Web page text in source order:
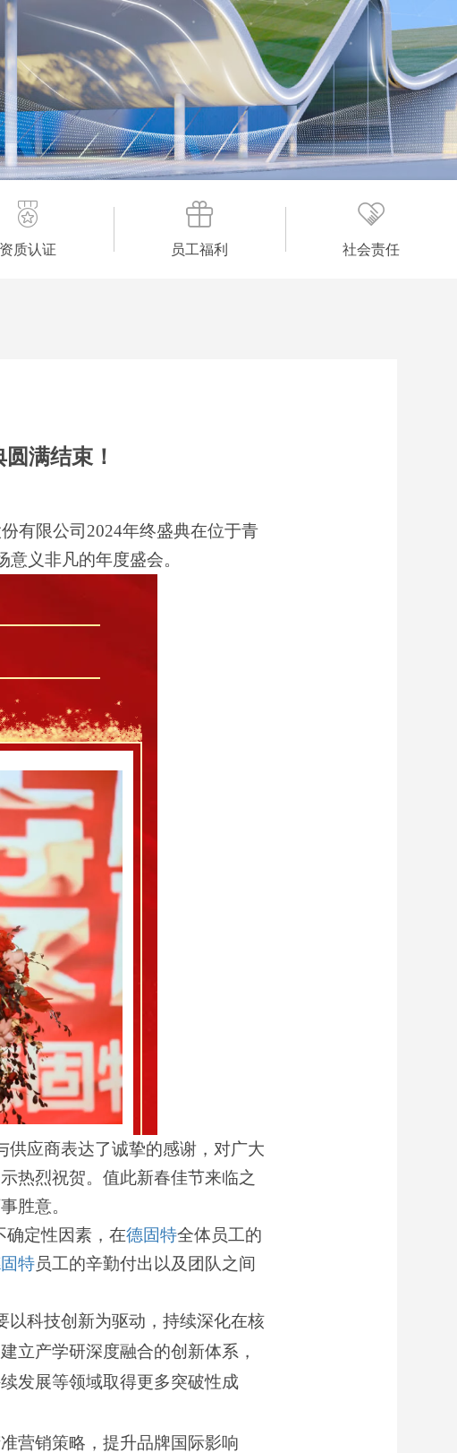
资质认证 员工福利 社会责任
满结束！
有限公司2024年终盛典在位于青
义非凡的年度盛会。
供应商表达了诚挚的感谢，对广大
热烈祝贺。值此新春佳节来临之
胜意。
确定性因素，在德固特全体员工的
特员工的辛勤付出以及团队之间
以科技创新为驱动，持续深化在核
立产学研深度融合的创新体系，
发展等领域取得更多突破性成
营销策略，提升品牌国际影响